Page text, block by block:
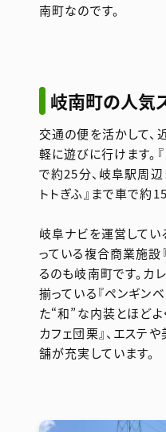
南町なのです。
岐南町の人気
交通の便を活かして、
軽に遊びに行けます。
で約25分、岐阜駅周辺
トトぎふ』まで車で約
岐阜ナビを運営してい
っている複合商業施設
るのも岐南町です。カ
揃っている『ペンギン
た“和”な内装とほどよ
カフェ団栗』、エステ
舗が充実しています。